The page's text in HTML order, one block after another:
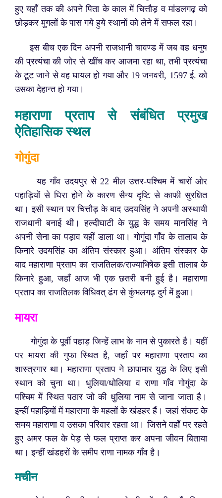
हुए यहाँ तक की अपने पिता के काल में चित्तौड़ व मांडलगढ़ को
छोड़कर मुगलों के पास गये हुये स्थानों को लेने में सफल रहा।
इस बीच एक दिन अपनी राजधानी चावण्ड में जब वह धनुष
की प्रत्यंचा की जोर से खींच कर आजमा रहा था, तभी प्रत्यंचा
के टूट जाने से वह घायल हो गया और 19 जनवरी, 1597 ई. को
उसका देहान्त हो गया।
महाराणा प्रताप से संबंधित प्रमुख
ऐतिहासिक स्थल
गोगुंदा
यह गाँव उदयपुर से 22 मील उत्तर-पश्चिम में चारों ओर
पहाड़ियों से घिरा होने के कारण सैन्य दृष्टि से काफी सुरक्षित
था। इसी स्थान पर चित्तौड़ के बाद उदयसिंह ने अपनी अस्थायी
राजधानी बनाई थी। हल्दीघाटी के युद्ध के समय मानसिंह ने
अपनी सेना का पड़ाव यहीं डाला था। गोगुंदा गाँव के तालाब के
किनारे उदयसिंह का अंतिम संस्कार हुआ। अंतिम संस्कार के
बाद महाराणा प्रताप का राजतिलक/राज्याभिषेक इसी तालाब के
किनारे हुआ, जहाँ आज भी एक छतरी बनी हुई है। महाराणा
प्रताप का राजतिलक विधिवत् ढंग से कुंभलगढ़ दुर्ग में हुआ।
मायरा
गोगुंदा के पूर्वी पहाड़ जिन्हें लाभ के नाम से पुकारते है। यहीं
पर मायरा की गुफा स्थित है, जहाँ पर महाराणा प्रताप का
शास्त्रगार था। महाराणा प्रताप ने छापामार युद्ध के लिए इसी
स्थान को चुना था। धुलिया/धोलिया व राणा गाँव गोगुंदा के
पश्चिम में स्थित पठार जो की धुलिया नाम से जाना जाता है।
इन्हीं पहाड़ियों में महाराणा के महलों के खंडहर हैं। जहां संकट के
समय महाराणा व उसका परिवार रहता था। जिसने वहाँ पर रहते
हुए अमर फल के पेड़ से फल प्राप्त कर अपना जीवन बिताया
था। इन्हीं खंडहरों के समीप राणा नामक गाँव है।
मचीन